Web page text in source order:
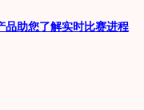
品助您了解实时比赛进程